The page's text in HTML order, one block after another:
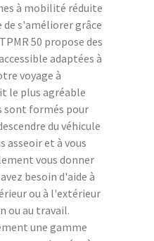
à mobilité réduite
de s'améliorer grâce
50 propose des
adaptées à
voyage à
le plus agréable
sont formés pour
du véhicule
asseoir et à vous
vous donner
besoin d'aide à
ou à l'extérieur
ou au travail.
une gamme